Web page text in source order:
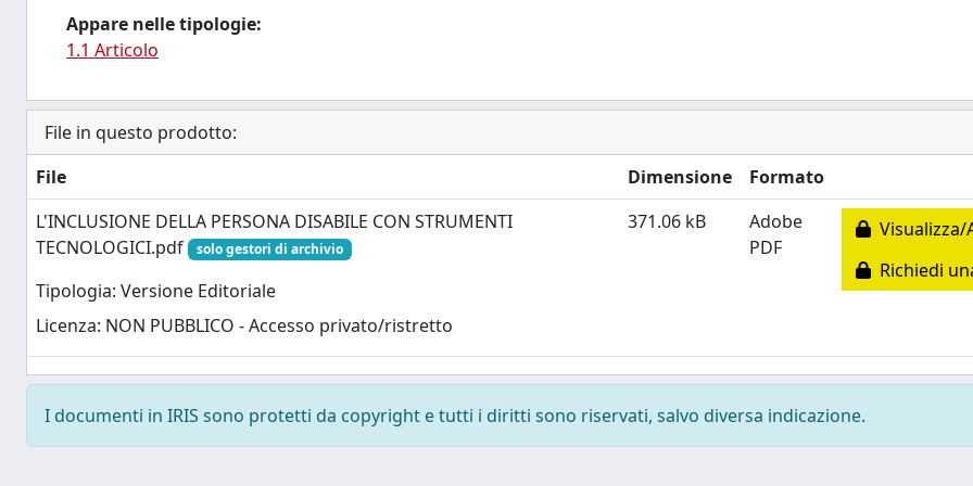
Appare nelle tipologie:
1.1 Articolo
File in questo prodotto:
File
Dimensione
Formato
L'INCLUSIONE DELLA PERSONA DISABILE CON STRUMENTI
TECNOLOGICI.pdf
solo gestori di archivio
Tipologia: Versione Editoriale
Licenza: NON PUBBLICO - Accesso privato/ristretto
371.06 kB
Adobe
PDF
Visualizza/
Richiedi
I documenti in IRIS sono protetti da copyright e tutti i diritti sono riservati, salvo diversa indicazione.